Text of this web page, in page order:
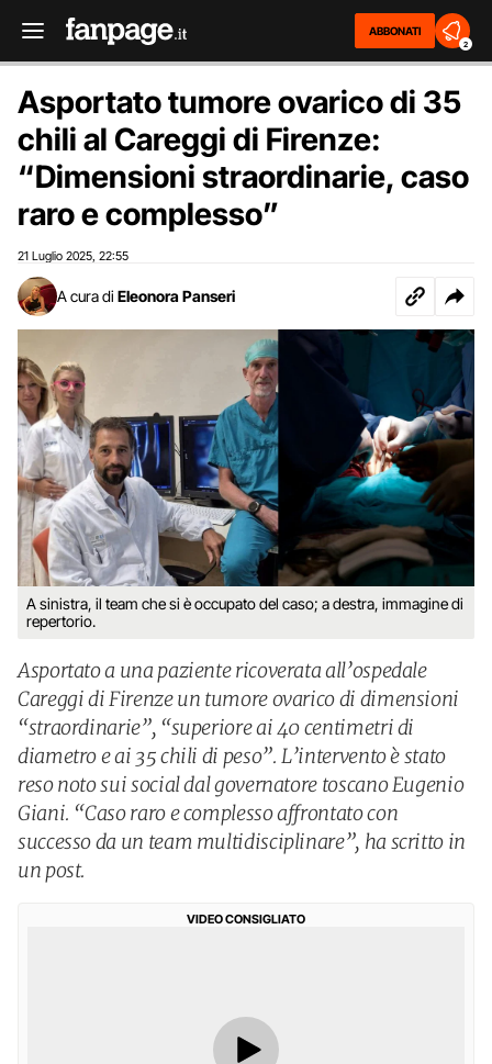
ABBONATI
2
Asportato tumore ovarico di 35
chili al Careggi di Firenze:
“Dimensioni straordinarie, caso
raro e complesso”
21 Luglio 2025 22:55
A cura di Eleonora Panseri
A sinistra, il team che si è occupato del caso; a destra, immagine di
repertorio.
Asportato a una paziente ricoverata all’ospedale
Careggi di Firenze un tumore ovarico di dimensioni
“straordinarie”, “superiore ai 40 centimetri di
diametro e ai 35 chili di peso”. L’intervento è stato
reso noto sui social dal governatore toscano Eugenio
Giani. “Caso raro e complesso affrontato con
successo da un team multidisciplinare”, ha scritto in
un post.
VIDEO CONSIGLIATO